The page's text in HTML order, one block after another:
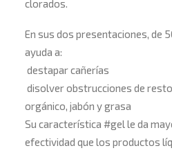
clorados.
En sus dos presentaciones, de
ayuda a:
destapar cañerías
disolver obstrucciones de
orgánico, jabón y grasa
Su característica #gelle da
efectividad que los productos